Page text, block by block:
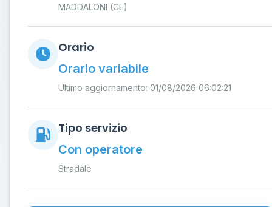
MADDALONI (CE)
Orario
Orario variabile
Ultimo aggiornamento: 01/08/2026 06:02:21
Tipo servizio
Con operatore
Stradale